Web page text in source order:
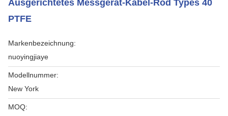
Ausgerichtetes Messgerät-Kabel-Rod Types 40
PTFE
Markenbezeichnung:
nuoyingjiaye
Modellnummer:
New York
MOQ: